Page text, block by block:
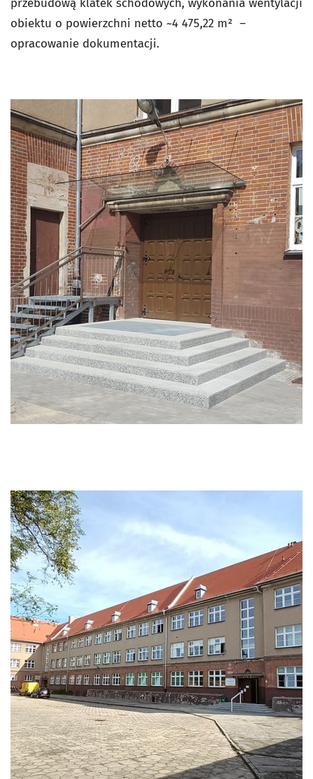
przebudową klatek schodowych, wykonania wentylacji
obiektu o powierzchni netto ~4 475,22 m² –
opracowanie dokumentacji.